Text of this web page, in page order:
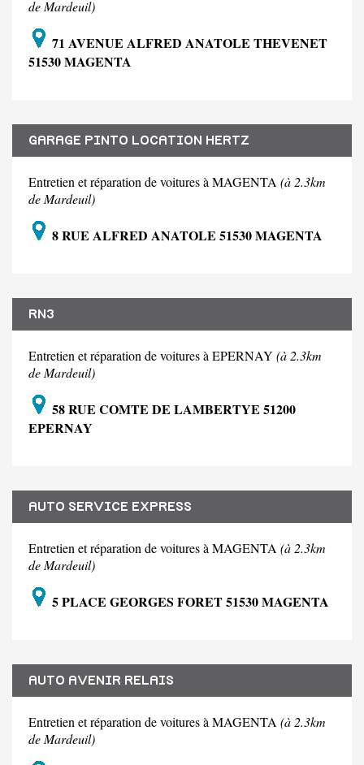
de Mardeuil)
71 AVENUE ALFRED ANATOLE THEVENET
51530 MAGENTA
GARAGE PINTO LOCATION HERTZ
Entretien et réparation de voitures à MAGENTA(à 2.3km
de Mardeuil)
8 RUE ALFRED ANATOLE 51530 MAGENTA
RN3
Entretien et réparation de voitures à EPERNAY (à 2.3km
de Mardeuil)
58 RUE COMTE DE LAMBERTYE 51200
EPERNAY
AUTO SERVICE EXPRESS
Entretien et réparation de voitures à MAGENTA(à 2.3km
de Mardeuil)
5 PLACE GEORGES FORET 51530 MAGENTA
AUTO AVENIR RELAIS
Entretien et réparation de voitures à MAGENTA(à 2.3km
de Mardeuil)